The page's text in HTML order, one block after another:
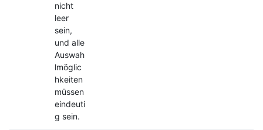
nicht
leer
sein,
und alle
Auswah
lmöglic
hkeiten
müssen
eindeuti
g sein.